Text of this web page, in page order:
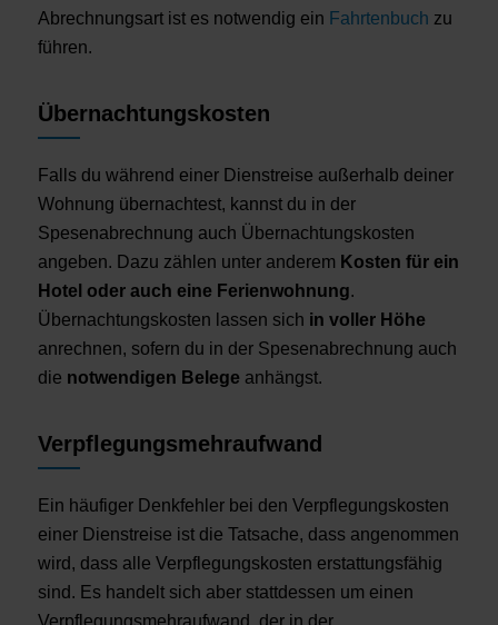
Abrechnungsart ist es notwendig ein Fahrtenbuch zu
führen.
Übernachtungskosten
Falls du während einer Dienstreise außerhalb deiner
Wohnung übernachtest, kannst du in der
Spesenabrechnung auch Übernachtungskosten
angeben. Dazu zählen unter anderem Kosten für ein
Hotel oder auch eine Ferienwohnung.
Übernachtungskosten lassen sich in voller Höhe
anrechnen, sofern du in der Spesenabrechnung auch
die notwendigen Belege anhängst.
Verpflegungsmehraufwand
Ein häufiger Denkfehler bei den Verpflegungskosten
einer Dienstreise ist die Tatsache, dass angenommen
wird, dass alle Verpflegungskosten erstattungsfähig
sind. Es handelt sich aber stattdessen um einen
Verpflegungsmehraufwand, der in der